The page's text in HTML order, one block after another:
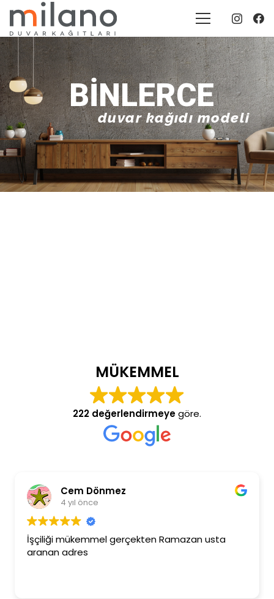
BINLERCE
duvar kağıdı modeli
MÜKEMMEL
222 değerlendirmeyegöre.
Cem Dönmez
4 yıl önce
İşçiliği mükemmel gerçekten Ramazan usta
aranan adres